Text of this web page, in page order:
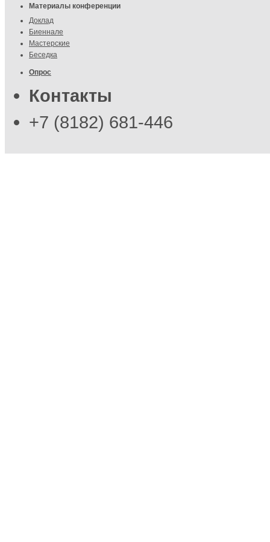
Материалы конференции
Доклад
Биеннале
Мастерские
Беседка
Опрос
Контакты
+7 (8182) 681-446